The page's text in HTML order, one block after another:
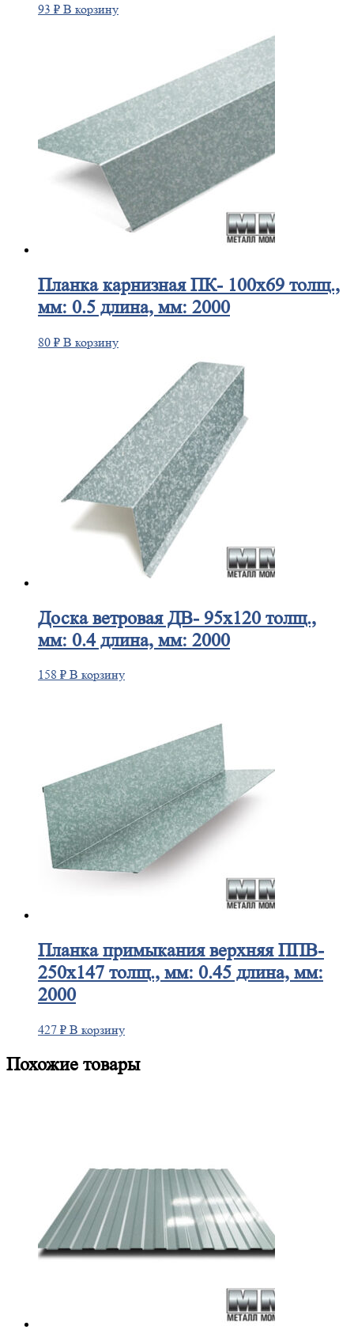
93 ₽ В корзину
Планкакарнизная ПК- 100х69 толщ.,
мм: 0.5 длина, мм: 2000
80 ₽ В корзину
Доскаветровая ДВ- 95х120 толщ.,
мм: 0.4 длина, мм: 2000
158 ₽ В корзину
Планкапримыкания верхняя ППВ-
250х147 толщ., мм: 0.45 длина, мм:
2000
427 ₽ В корзину
Похожие товары